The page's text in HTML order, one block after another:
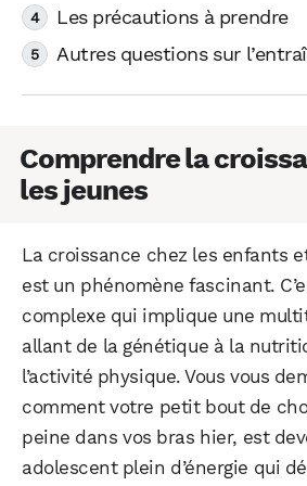
Les précautions à prendre
Autres questions sur
Comprendre la
les jeunes
La croissance chez les enfants
est un phénomène fascinant.
complexe qui implique une
allant de la génétique à la
l’activité physique. Vous vous
comment votre petit bout de
peine dans vos bras hier, est
adolescent plein d’énergie qui